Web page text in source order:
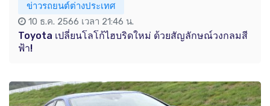
ข่าวรถยนต์ต่างประเทศ
10 ธ.ค. 2566 เวลา 21:46 น.
Toyota เปลี่ยนโลโก้ไฮบริดใหม่ ด้วยสัญลักษณ์วงกลมสี
ฟ้า!